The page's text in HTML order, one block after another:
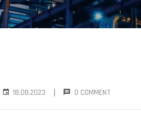
18.08.2023 | 0 COMMENT